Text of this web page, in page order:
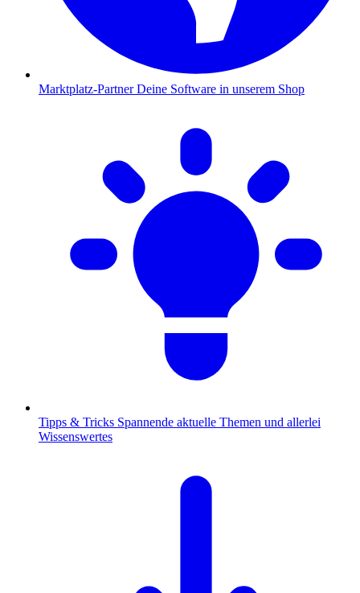
Marktplatz-Partner Deine Software in unserem Shop
Tipps & Tricks Spannende aktuelle Themen und allerlei
Wissenswertes